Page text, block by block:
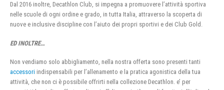
Dal 2016 inoltre, Decathlon Club, si impegna a promuovere l’attività sportiva
nelle scuole di ogni ordine e grado, in tutta Italia, attraverso la scoperta di
nuove e inclusive discipline con l’aiuto dei propri sportivi e dei Club Gold.
ED INOLTRE…
Non vendiamo solo abbigliamento, nella nostra offerta sono presenti tanti
accessori indispensabili per l’allenamento e la pratica agonistica della tua
attività, che non ci è possibile offrirti nella collezione Decathlon. e’ per